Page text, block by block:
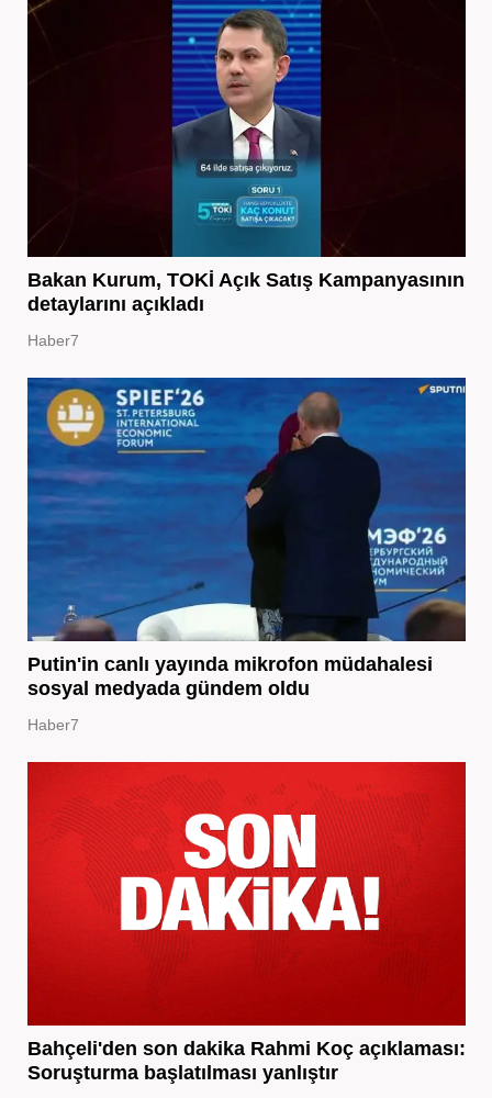
Bakan Kurum, TOKİ Açık Satış Kampanyasının
detaylarını açıkladı
Haber7
Putin'in canlı yayında mikrofon müdahalesi
sosyal medyada gündem oldu
Haber7
Bahçeli'den son dakika Rahmi Koç açıklaması:
Soruşturma başlatılması yanlıştır